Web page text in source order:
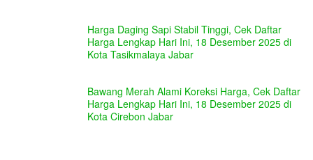
Harga Daging Sapi Stabil Tinggi, Cek Daftar
Harga Lengkap Hari Ini, 18 Desember 2025 di
Kota Tasikmalaya Jabar
Bawang Merah Alami Koreksi Harga, Cek Daftar
Harga Lengkap Hari Ini, 18 Desember 2025 di
Kota Cirebon Jabar